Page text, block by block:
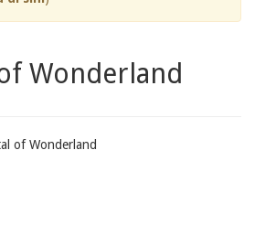
Wonderland